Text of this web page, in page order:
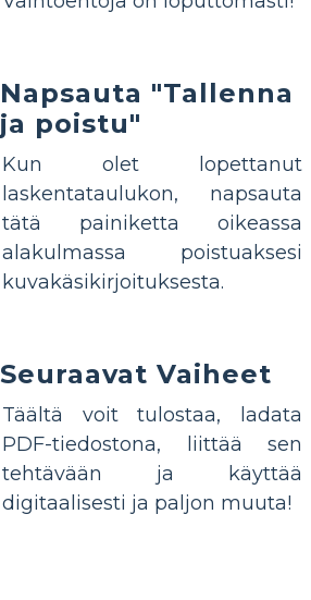
Napsauta "Tallenna
ja poistu"
Kun olet lopettanut
laskentataulukon, napsauta
tätä painiketta oikeassa
alakulmassa poistuaksesi
kuvakäsikirjoituksesta.
Seuraavat Vaiheet
Täältä voit tulostaa, ladata
PDF-tiedostona, liittää sen
tehtävään ja käyttää
digitaalisesti ja paljon muuta!